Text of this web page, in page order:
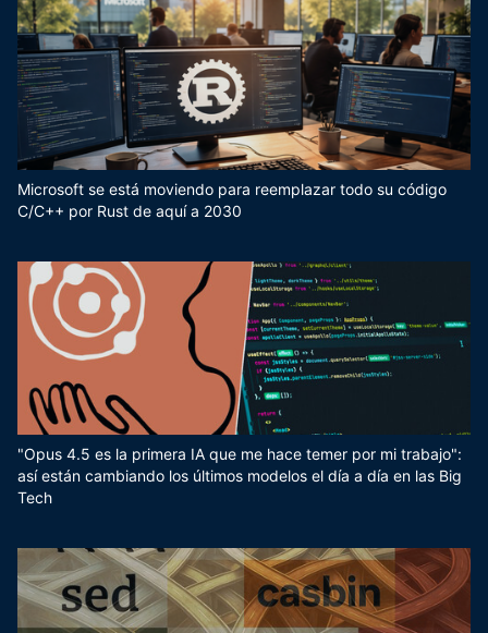
Microsoft se está moviendo para reemplazar todo su código
C/C++ por Rust de aquí a 2030
"Opus 4.5 es la primera IA que me hace temer por mi trabajo":
así están cambiando los últimos modelos el día a día en las Big
Tech